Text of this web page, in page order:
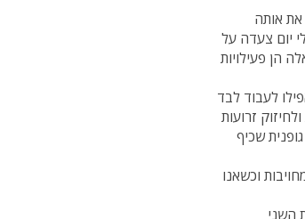
את אותה
יום צעדה על
הן פעילויות
לעבוד לבד
זרועות
שכיף
וכשאנו